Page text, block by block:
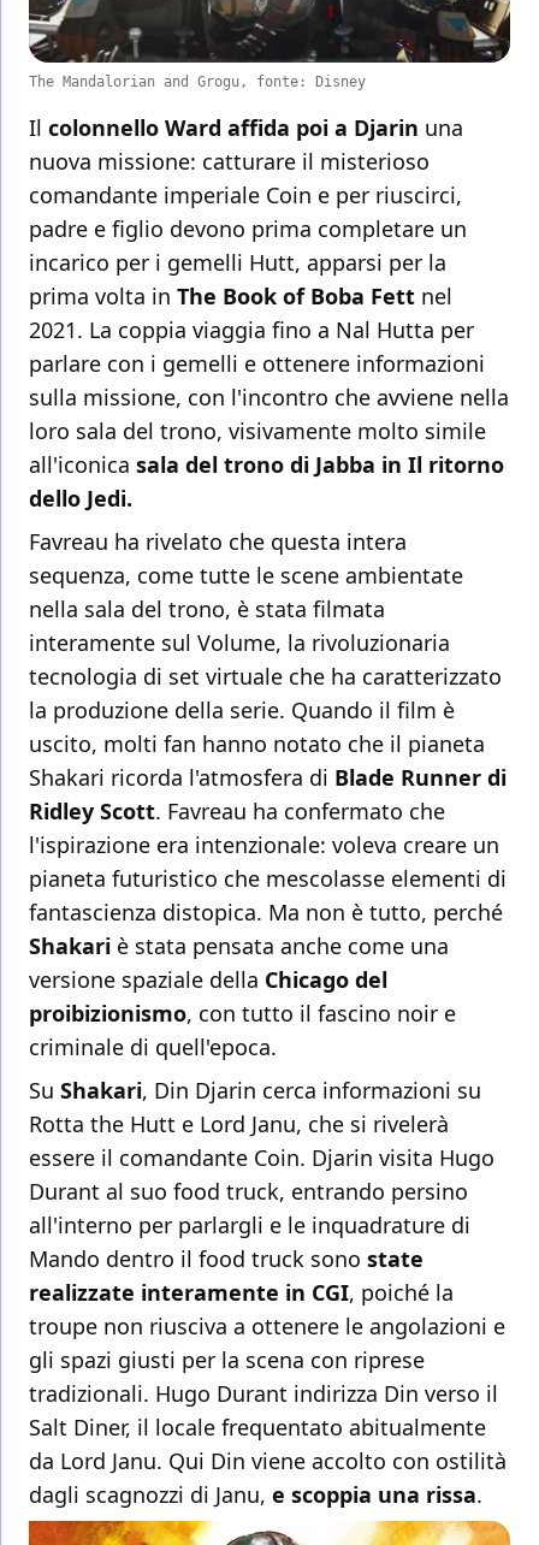
The Mandalorian and Grogu, fonte: Disney
Il colonnello Ward affida poi a Djarin una
nuova missione: catturare il misterioso
comandante imperiale Coin e per riuscirci,
padre e figlio devono prima completare un
incarico per i gemelli Hutt, apparsi per la
prima volta in The Book of Boba Fett nel
2021. La coppia viaggia fino a Nal Hutta per
parlare con i gemelli e ottenere informazioni
sulla missione, con l'incontro che avviene nella
loro sala del trono, visivamente molto simile
all'iconica sala del trono di Jabba in Il ritorno
dello Jedi.
Favreau ha rivelato che questa intera
sequenza, come tutte le scene ambientate
nella sala del trono, è stata filmata
interamente sul Volume, la rivoluzionaria
tecnologia di set virtuale che ha caratterizzato
la produzione della serie. Quando il film è
uscito, molti fan hanno notato che il pianeta
Shakari ricorda l'atmosfera di Blade Runner di
Ridley Scott. Favreau ha confermato che
l'ispirazione era intenzionale: voleva creare un
pianeta futuristico che mescolasse elementi di
fantascienza distopica. Ma non è tutto, perché
Shakari è stata pensata anche come una
versione spaziale della Chicago del
proibizionismo, con tutto il fascino noir e
criminale di quell'epoca.
Su Shakari, Din Djarin cerca informazioni su
Rotta the Hutt e Lord Janu, che si rivelerà
essere il comandante Coin. Djarin visita Hugo
Durant al suo food truck, entrando persino
all'interno per parlargli e le inquadrature di
Mando dentro il food truck sono state
realizzate interamente in CGI, poiché la
troupe non riusciva a ottenere le angolazioni e
gli spazi giusti per la scena con riprese
tradizionali. Hugo Durant indirizza Din verso il
Salt Diner, il locale frequentato abitualmente
da Lord Janu. Qui Din viene accolto con ostilità
dagli scagnozzi di Janu, e scoppia una rissa.